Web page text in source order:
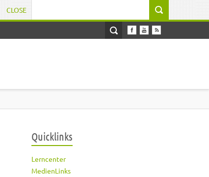
CLOSE
Quicklinks
Lerncenter
MedienLinks